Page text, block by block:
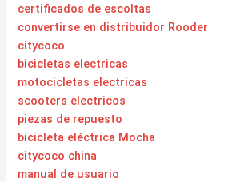
certificados de escoltas
convertirse en distribuidor Rooder
citycoco
bicicletas electricas
motocicletas electricas
scooters electricos
piezas de repuesto
bicicleta eléctrica Mocha
citycoco china
manual de usuario